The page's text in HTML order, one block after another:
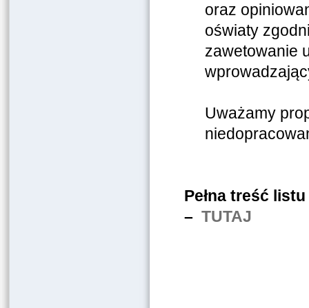
oraz
oświaty
zawetowanie
Uważamy
Pełna treść
– TUTAJ